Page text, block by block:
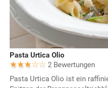
Pasta Urtica Olio
2 Bewertungen
Pasta Urtica Olio ist ein